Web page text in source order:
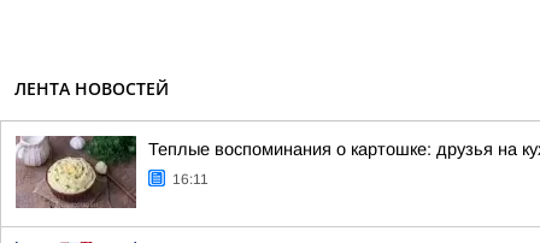
ЛЕНТА НОВОСТЕЙ
Теплые воспоминания о картошке: друзья на
16:11